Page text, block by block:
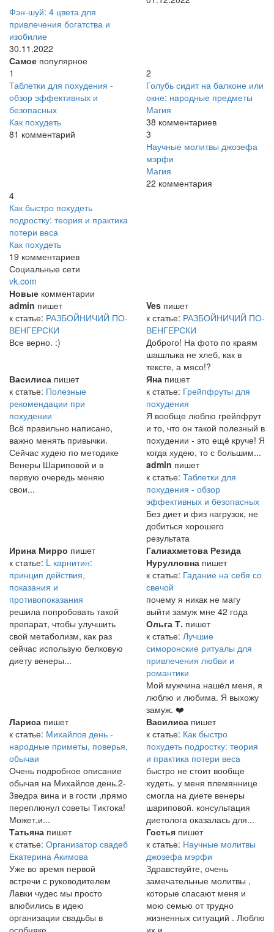
Фэн-шуй: 4 цвета для
привлечения богатства и
изобилие
30.11.2022
Самое популярное
1
Таблетки для похудения -
обзор эффективных и
безопасных
Как похудеть
81 комментарий
2
Голубь сидит на балконе или
окне: народные предметы
Магия
38 комментариев
3
Научные молитвы джозефа
мэрфи
Магия
22 комментария
4
Как быстро похудеть
подростку: теория и практика
потери веса
Как похудеть
19 комментариев
Социальные сети
vk.com
Новые комментарии
admin пишет
к статье: РАЗБОЙНИЧИЙ ПО-
ВЕНГЕРСКИ
Все верно. :)
Ves пишет
к статье: РАЗБОЙНИЧИЙ ПО-
ВЕНГЕРСКИ
Доброго! На фото по краям
шашлыка не хлеб, как в
тексте, а мясо!?
Василиса пишет
к статье: Полезные
рекомендации при
похудении
Всё правильно написано,
важно менять привычки.
Сейчас худею по методике
Венеры Шариповой и в
первую очередь меняю
свои...
Яна пишет
к статье: Грейпфруты для
похудения
Я вообще люблю грейпфрут
и то, что он такой полезный в
похудении - это ещё круче! Я
когда худею, то с большим...
admin пишет
к статье: Таблетки для
похудения - обзор
эффективных и безопасных
Без диет и физ нагрузок, не
добиться хорошего
результата
Ирина Мирро пишет
к статье: L карнитин:
принцип действия,
показания и
противопоказания
решила попробовать такой
препарат, чтобы улучшить
свой метаболизм, как раз
сейчас использую белковую
диету венеры...
Галиахметова Резида
Нурулловна пишет
к статье: Гадание на себя со
свечой
почему я никак не магу
выйти замуж мне 42 года
Ольга Т. пишет
к статье: Лучшие
симоронские ритуалы для
привлечения любви и
романтики
Мой мужчина нашёл меня, я
люблю и любима. Я выхожу
замуж. ❤️
Лариса пишет
к статье: Михайлов день -
народные приметы, поверья,
обычаи
Очень подробное описание
обычая на Михайлов день.2-
3ведра вина и в гости ,прямо
переплюнул советы Тиктока!
Может,и...
Василиса пишет
к статье: Как быстро
похудеть подростку: теория
и практика потери веса
быстро не стоит вообще
худеть. у меня племяннице
смогла на диете венеры
шариповой. консультация
диетолога оказалась для...
Татьяна пишет
к статье: Организатор свадеб
Екатерина Акимова
Уже во время первой
встречи с руководителем
Лавки чудес мы просто
влюбились в идею
организации свадьбы в
особняке...
Гостья пишет
к статье: Научные молитвы
джозефа мэрфи
Здравствуйте, очень
замечательные молитвы ,
которые спасают меня и
мою семью от трудно
жизненных ситуаций . Люблю
их и...